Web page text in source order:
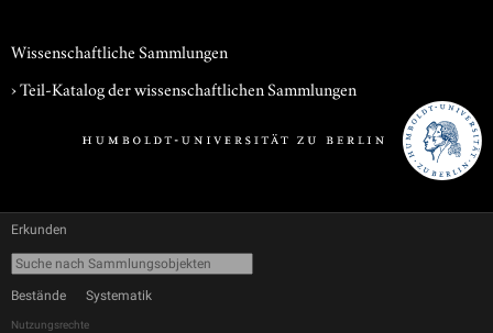
Wissenschaftliche Sammlungen
› Teil-Katalog der wissenschaftlichen Sammlungen
Erkunden
Bestände Systematik
Nutzungsrechte